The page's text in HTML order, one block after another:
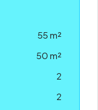
55 m²
50 m²
2
2